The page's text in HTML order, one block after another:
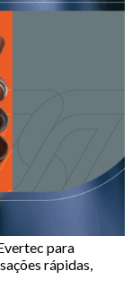
para
rápidas,